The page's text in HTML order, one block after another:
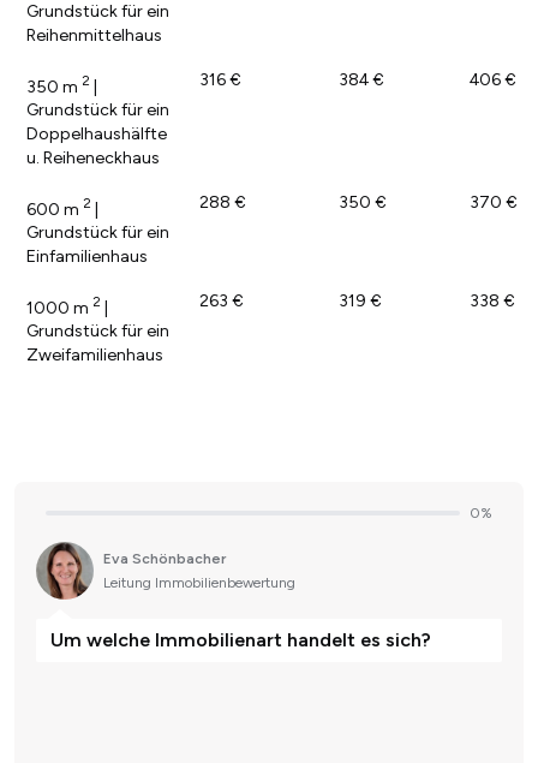
Grundstück für ein
Reihenmittelhaus
350 m 2 |
Grundstück für ein
Doppelhaushälfte
u. Reiheneckhaus
316 € 384 € 406 €
600 m 2 |
Grundstück für ein
Einfamilienhaus
288 € 350 € 370 €
1000 m 2 |
Grundstück für ein
Zweifamilienhaus
263 € 319 € 338 €